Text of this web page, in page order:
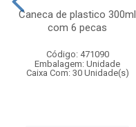
Caneca de plastico 300ml
com 6 pecas
Código: 471090
Embalagem: Unidade
Caixa Com: 30 Unidade(s)